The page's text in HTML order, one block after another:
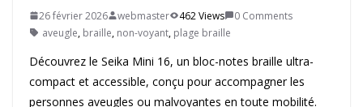
26 février 2026 webmaster 462 Views
0 Comments
aveugle, braille, non-voyant, plage braille
Découvrez le Seika Mini 16, un bloc-notes braille ultra-
compact et accessible, conçu pour accompagner les
personnes aveugles ou malvoyantes en toute mobilité.